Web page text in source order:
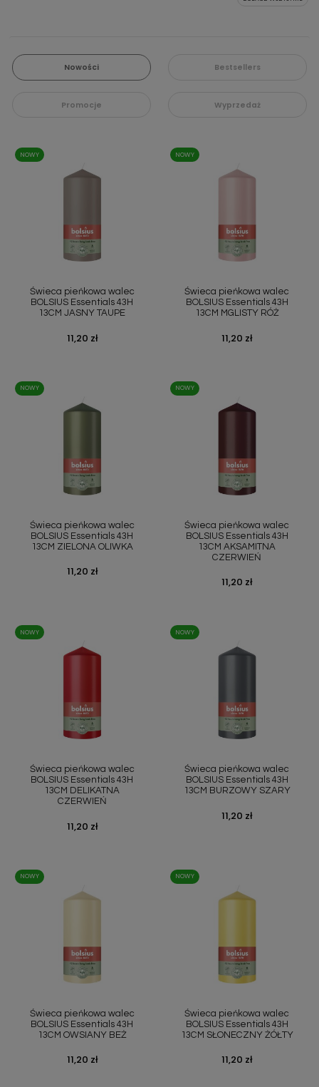
Nowości Bestsellers
Promocje Wyprzedaż
Świeca pieńkowa walec
BOLSIUS Essentials 43H
13CM JASNY TAUPE
Cena
11,20 zł
NOWY
Świeca pieńkowa walec
BOLSIUS Essentials 43H
13CM MGLISTY RÓŻ
Cena
11,20 zł
NOWY
Świeca pieńkowa walec
BOLSIUS Essentials 43H
13CM ZIELONA OLIWKA
Cena
11,20 zł
NOWY
Świeca pieńkowa walec
BOLSIUS Essentials 43H
13CM AKSAMITNA
CZERWIEŃ
Cena
11,20 zł
NOWY
Świeca pieńkowa walec
BOLSIUS Essentials 43H
13CM DELIKATNA
CZERWIEŃ
Cena
11,20 zł
NOWY
Świeca pieńkowa walec
BOLSIUS Essentials 43H
13CM BURZOWY SZARY
Cena
11,20 zł
NOWY
Świeca pieńkowa walec
BOLSIUS Essentials 43H
13CM OWSIANY BEŻ
Cena
11,20 zł
NOWY
Świeca pieńkowa walec
BOLSIUS Essentials 43H
13CM SŁONECZNY ŻÓŁTY
Cena
11,20 zł
NOWY